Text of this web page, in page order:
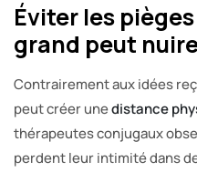
Éviter les
grand peut
Contrairement aux idées
peut créer unedistance
thérapeutes conjugaux
perdent leur intimité dans